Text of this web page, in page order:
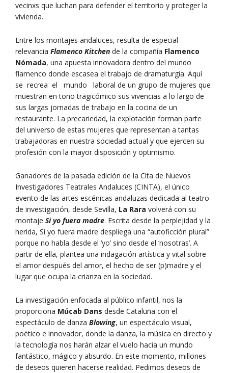
vecinxs que luchan para defender el territorio y proteger la
vivienda.
Entre los montajes andaluces, resulta de especial
relevancia Flamenco Kitchen de la compañía Flamenco
Nómada, una apuesta innovadora dentro del mundo
flamenco donde escasea el trabajo de dramaturgia. Aquí
se recrea el mundo laboral de un grupo de mujeres que
muestran en tono tragicómico sus vivencias a lo largo de
sus largas jornadas de trabajo en la cocina de un
restaurante. La precariedad, la explotación forman parte
del universo de estas mujeres que representan a tantas
trabajadoras en nuestra sociedad actual y que ejercen su
profesión con la mayor disposición y optimismo.
Ganadores de la pasada edición de la Cita de Nuevos
Investigadores Teatrales Andaluces (CINTA), el único
evento de las artes escénicas andaluzas dedicada al teatro
de investigación, desde Sevilla, La Rara volverá con su
montaje Si yo fuera madre. Escrita desde la perplejidad y la
herida, Si yo fuera madre despliega una “autoficción plural”
porque no habla desde el ‘yo’ sino desde el ‘nosotras’. A
partir de ella, plantea una indagación artística y vital sobre
el amor después del amor, el hecho de ser (p)madre y el
lugar que ocupa la crianza en la sociedad.
La investigación enfocada al público infantil, nos la
proporciona Múcab Dans desde Cataluña con el
espectáculo de danza Blowing, un espectáculo visual,
poético e innovador, donde la danza, la música en directo y
la tecnología nos harán alzar el vuelo hacia un mundo
fantástico, mágico y absurdo. En este momento, millones
de deseos quieren hacerse realidad. Pedimos deseos de